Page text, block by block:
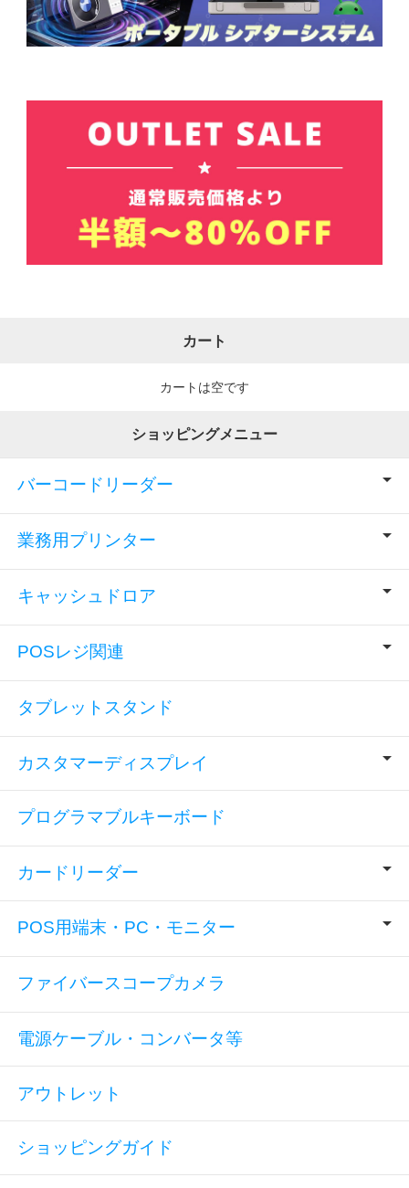
カート
カートは空です
ショッピングメニュー
バーコードリーダー
業務用プリンター
キャッシュドロア
POSレジ関連
タブレットスタンド
カスタマーディスプレイ
プログラマブルキーボード
カードリーダー
POS用端末・PC・モニター
ファイバースコープカメラ
電源ケーブル・コンバータ等
アウトレット
ショッピングガイド